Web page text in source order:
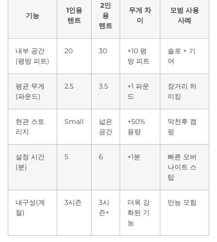
기능
1인용
텐트
2인
용
텐트
무게 차
이
모범 사용
사례
내부 공간
(평방 피트)
20 30
+10 평
방 피트
솔로 + 기
어
평균 무게
(파운드)
2.5 3.5
+1 파운
드
장거리 하
이킹
현관 스토
리지
Small
넓은
공간
+50%
용량
악천후 캠
핑
설정 시간
(분)
5 6 +1분
빠른 오버
나이트 스
탑
내구성(계
절)
3시즌
3시
즌+
더욱 강
화된 기
능
만능 모험